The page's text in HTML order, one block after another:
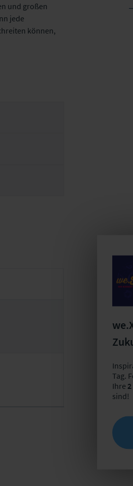
und großen
jede
können,
Tag.
Ihre
sind!